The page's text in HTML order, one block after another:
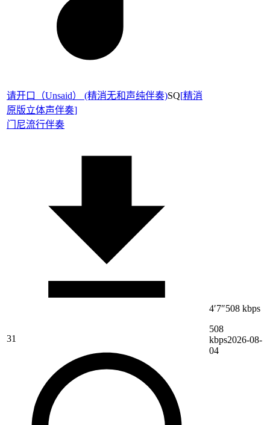
请开口（Unsaid） (精消无和声纯伴奏)SQ[精消
原版立体声伴奏]
门尼流行伴奏
31
4′7″508 kbps
508
kbps2026-08-
04